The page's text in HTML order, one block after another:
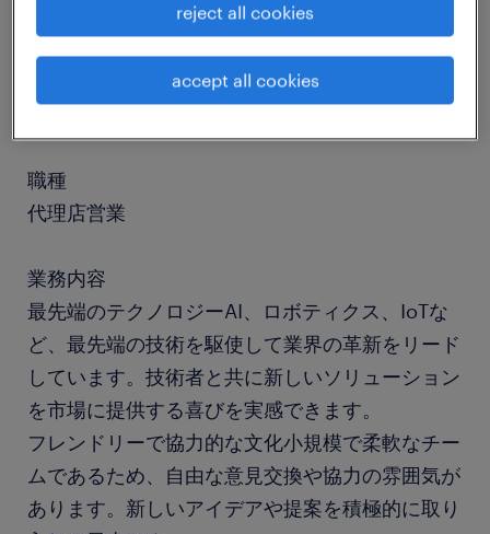
職種
代理店営業
業務内容
最先端のテクノロジーAI、ロボティクス、IoTな
ど、最先端の技術を駆使して業界の革新をリード
しています。技術者と共に新しいソリューション
を市場に提供する喜びを実感できます。
フレンドリーで協力的な文化小規模で柔軟なチー
ムであるため、自由な意見交換や協力の雰囲気が
あります。新しいアイデアや提案を積極的に取り
reject all cookies
accept all cookies